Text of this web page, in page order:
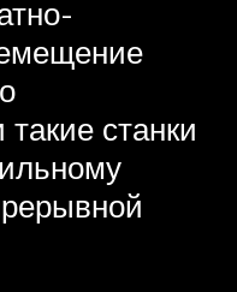
станки